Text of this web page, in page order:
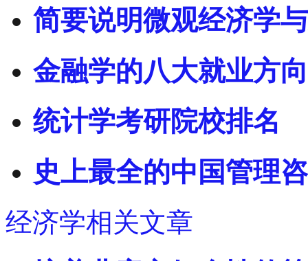
简要说明微观经济学
金融学的八大就业方
统计学考研院校排名
史上最全的中国管理
经济学相关文章